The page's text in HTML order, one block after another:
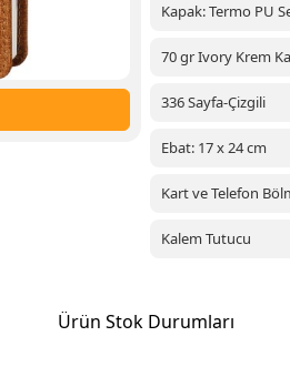
Kapak: Termo PU
70 gr Ivory Krem
336 Sayfa-Çizgili
Ebat: 17 x 24 cm
Kart ve Telefon
Kalem Tutucu
Ürün Stok Durumları